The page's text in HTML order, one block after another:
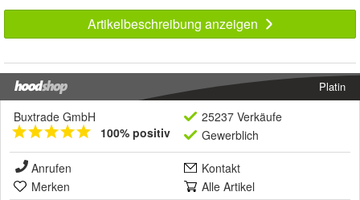
Artikelbeschreibung anzeigen
Platin
Buxtrade GmbH
100% positiv
25237 Verkäufe
Gewerblich
Anrufen
Kontakt
Merken
Alle Artikel